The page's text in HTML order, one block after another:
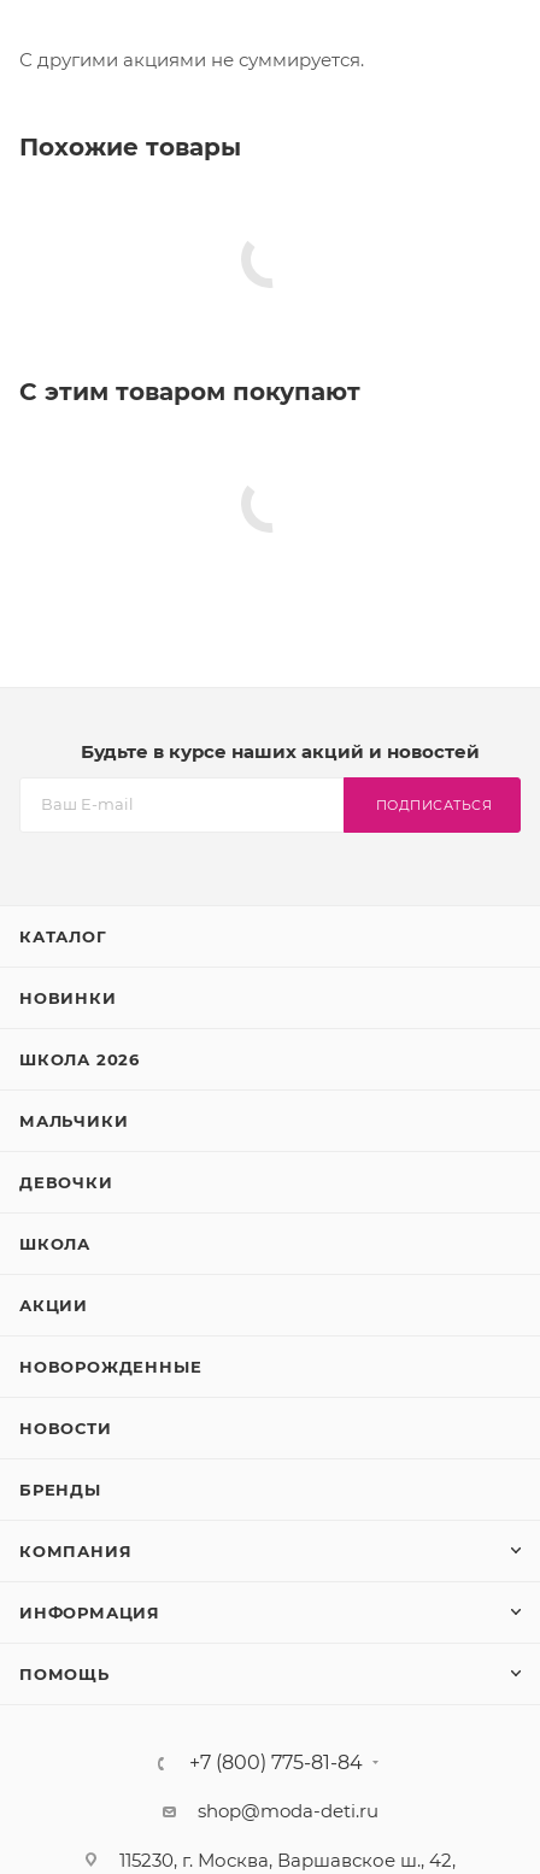
С другими акциями не суммируется.
Похожие товары
С этим товаром покупают
Будьте в курсе наших акций и новостей
ПОДПИСАТЬСЯ
КАТАЛОГ
НОВИНКИ
ШКОЛА 2026
МАЛЬЧИКИ
ДЕВОЧКИ
ШКОЛА
АКЦИИ
НОВОРОЖДЕННЫЕ
НОВОСТИ
БРЕНДЫ
КОМПАНИЯ
ИНФОРМАЦИЯ
ПОМОЩЬ
+7 (800) 775-81-84
shop@moda-deti.ru
115230, г. Москва, Варшавское ш., 42,